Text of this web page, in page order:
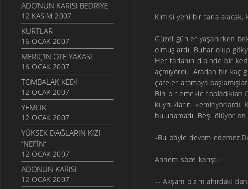
ADO’NUN KARISI BEDRIYE
12 KASIM 2007
KURTLAR
16 OCAK 2007
MERİÇ’İN ÖTE YAKASI
16 OCAK 2007
TOMBALAK KEDİ
12 OCAK 2007
YEMLİK
12 OCAK 2007
YÜKSEK DAĞLARIN KIZI
‘‘NEFİN’’
12 OCAK 2007
ADONUN KARISI
12 OCAK 2007
Kimisi yeni bir tarla alacak,
Güzel günler yaşanırken
olmuşlardı. Buhar olup
Her tarlanın dibinde bir kedi
açmıyordu. Aradan bir
çareler aramaya
Bin bir emekle topladıkları
kuyruklarını
bulunamadı. Beşi ölüyor
-Bu böyle devam
Annem söze karıştı :
-- Akşam bizim ahırdaki